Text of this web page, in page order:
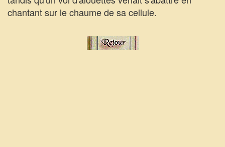
chantant sur le chaume de sa cellule.